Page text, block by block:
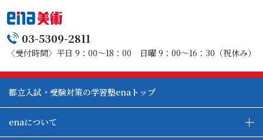
03-5309-2811
〈受付時間〉平日 9：00～18：00 日曜 9：00～16：30（祝休み）
都立入試・受験対策の学習塾enaトップ
enaについて